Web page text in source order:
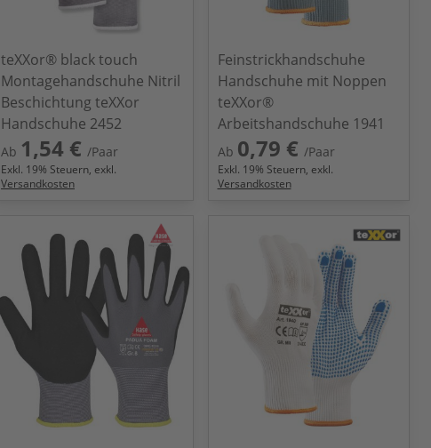
teXXor® black touch
Montagehandschuhe Nitril
Beschichtung teXXor
Handschuhe 2452
Ab 1,54 € /Paar
Exkl. 19% Steuern, exkl.
Versandkosten
Feinstrickhandschuhe
Handschuhe mit Noppen
teXXor®
Arbeitshandschuhe 1941
Ab 0,79 € /Paar
Exkl. 19% Steuern, exkl.
Versandkosten